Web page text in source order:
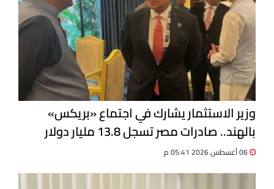
وزير الاستثمار يشارك في اجتماع «بريكس»
بالهند.. صادرات مصر تسجل 13.8 مليار دولار